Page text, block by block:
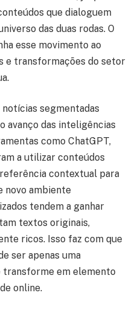
que dialoguem
das duas rodas. O
esse movimento ao
e transformações do setor
segmentadas
avanço das inteligências
como ChatGPT,
a utilizar conteúdos
contextual para
novo ambiente
tendem a ganhar
textos originais,
ricos. Isso faz com que
ser apenas uma
em elemento
online.